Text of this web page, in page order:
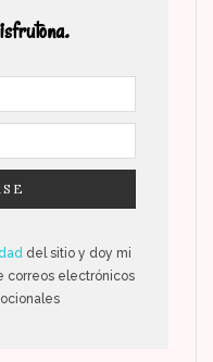
del sitio y doy mi
correos electrónicos